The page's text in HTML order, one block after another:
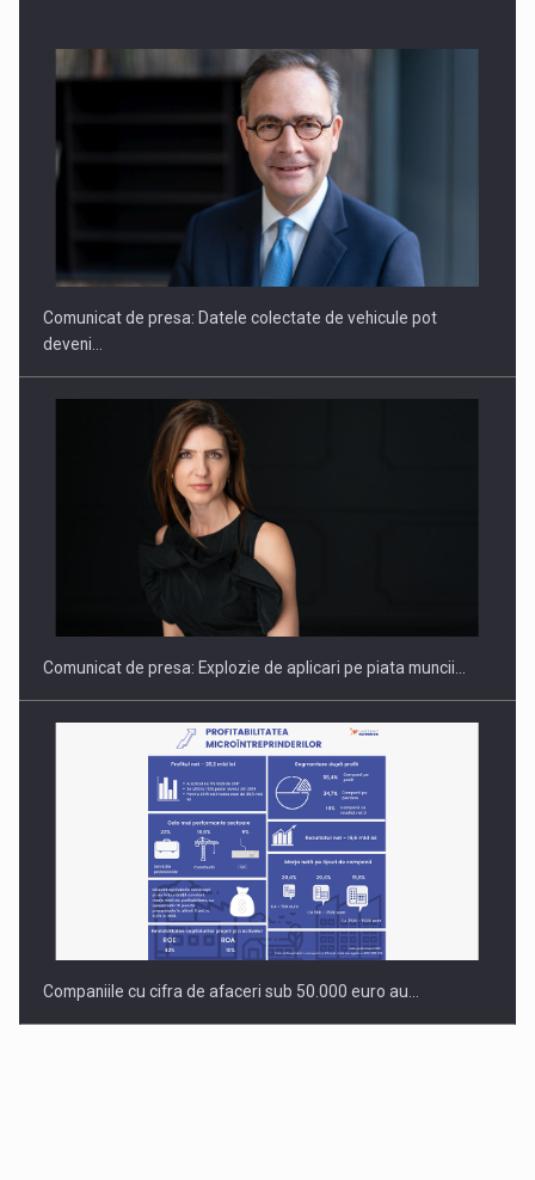
SAPTE PERSONALITATI DIN MEDIUL DE AFACERI, ACADEMIC
Hard Enduro Piatra Craiului 2026, fueled by benzinariile RO…
Comunicat de presa: Datele colectate de vehicule pot
deveni…
Comunicat de presa: Explozie de aplicari pe piata muncii…
Companiile cu cifra de afaceri sub 50.000 euro au…